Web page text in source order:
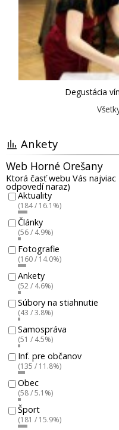
Degustácia
Ankety
Web Horné Orešany
Ktorá časť webu Vás
odpovedí naraz)
Aktuality
(184 / 16.1%)
Články
(56 / 4.9%)
Fotografie
(160 / 14.0%)
Ankety
(52 / 4.6%)
Súbory na stiahnutie
(43 / 3.8%)
Samospráva
(51 / 4.5%)
Inf. pre občanov
(135 / 11.8%)
Obec
(58 / 5.1%)
Šport
(181 / 15.9%)